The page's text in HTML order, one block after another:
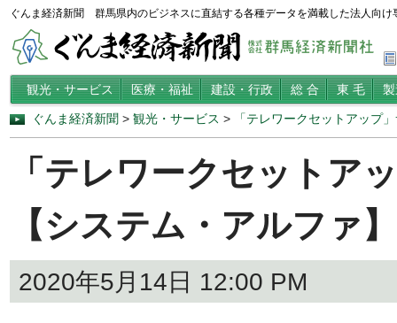
ぐんま経済新聞 群馬県内のビジネスに直結する各種データを満載した法人向け
観光・サービス 医療・福祉 建設・行政 総 合 東 毛
ぐんま経済新聞 > 観光・サービス > 「テレワークセットアップ
「テレワークセットア
【システム・アルファ】
2020年5月14日 12:00 PM